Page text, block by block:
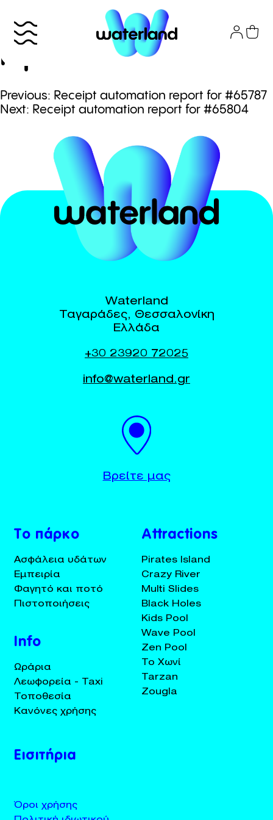
content
+30 23920 72025
Το πάρκο
Attractions
Εισιτήρια
Receipt automation
report for #65786
Πλοήγηση
άρθρων
Previous: Receipt automation report for #65787
Next: Receipt automation report for #65804
Το πάρκο
Ασφάλεια υδάτων
Εμπειρία
Φαγητό και ποτό
Πιστοποιήσεις
Info
Ωράρια
Λεωφορεία - Taxi
Τοποθεσία
Κανόνες χρήσης
Attractions
Pirates Island
Crazy River
Multi Slides
Black Holes
Kids Pool
Wave Pool
Zen Pool
Το Χωνί
Tarzan
Zougla
Εισιτήρια
Όροι χρήσης
Waterland
Ταγαράδες, Θεσσαλονίκη
Ελλάδα
+30 23920 72025
info@waterland.gr
Βρείτε μας